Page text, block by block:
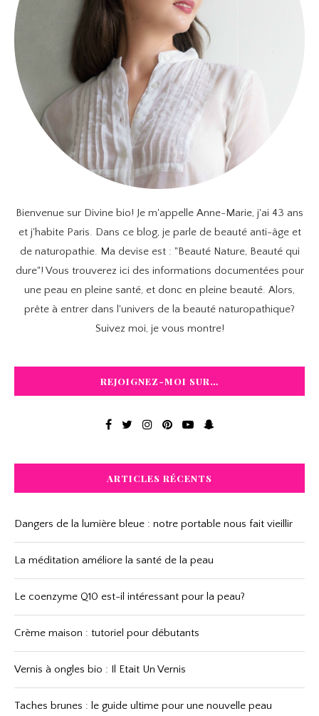
Bienvenue sur Divine bio! Je m'appelle Anne-Marie, j'ai 43 ans
et j'habite Paris. Dans ce blog, je parle de beauté anti-âge et
de naturopathie. Ma devise est : "Beauté Nature, Beauté qui
dure"! Vous trouverez ici des informations documentées pour
une peau en pleine santé, et donc en pleine beauté. Alors,
prête à entrer dans l'univers de la beauté naturopathique?
Suivez moi, je vous montre!
REJOIGNEZ-MOI SUR…
ARTICLES RÉCENTS
Dangers de la lumière bleue : notre portable nous fait vieillir
La méditation améliore la santé de la peau
Le coenzyme Q10 est-il intéressant pour la peau?
Crème maison : tutoriel pour débutants
Vernis à ongles bio : Il Etait Un Vernis
Taches brunes : le guide ultime pour une nouvelle peau